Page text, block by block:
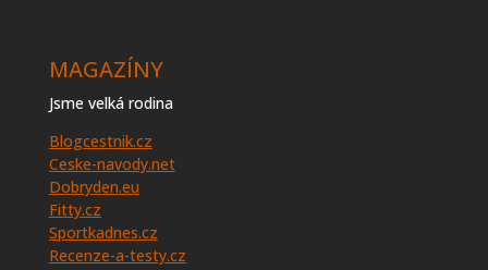
MAGAZÍNY
Jsme velká rodina
Blogcestnik.cz
Ceske-navody.net
Dobryden.eu
Fitty.cz
Sportkadnes.cz
Recenze-a-testy.cz